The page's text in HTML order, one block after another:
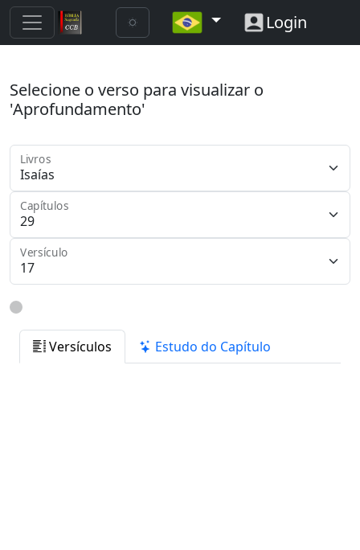
Login
Selecione o verso para visualizar o
'Aprofundamento'
Livros
Capítulos
Versículo
Versículos Estudo do Capítulo